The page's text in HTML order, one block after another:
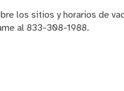
los sitios y horarios de
al 833-308-1988.